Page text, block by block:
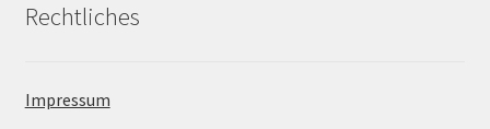
Rechtliches
Impressum